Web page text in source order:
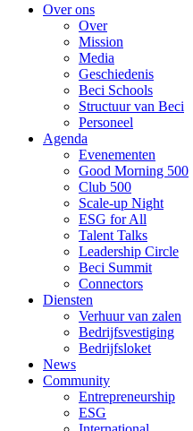
Over ons
Over
Mission
Media
Geschiedenis
Beci Schools
Structuur van Beci
Personeel
Agenda
Evenementen
Good Morning 500
Club 500
Scale-up Night
ESG for All
Talent Talks
Leadership Circle
Beci Summit
Connectors
Diensten
Verhuur van zalen
Bedrijfsvestiging
Bedrijfsloket
News
Community
Entrepreneurship
ESG